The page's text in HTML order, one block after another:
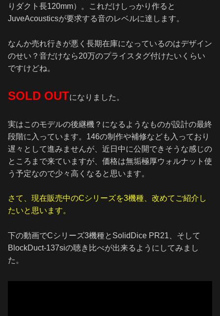
りダクト長120mm）。これだけしっかり作ると
JuveAcousticsが要求する音のレベルに達します。
なんか売れ行きが悪く長期在庫になっているのはデザイン
のせい？音だけなら20万のプライスタグ付けたいくらい
ですけどね。
SOLD OUTになりました。
実はこのモデルの後継機？になるようなものが設計の最終
段階に入っています。146の制作や補修なども入っており
遅々として進みませんが、近日中に公開できそうな感じの
ところまで来ていますが、価格は無垢極厚ウォルナット使
う予定なので少々高くなると思います。
さて、現在販売中のCシリーズを3機種、改めてご紹介し
たいと思います。
下の動画でCシリーズ3機種とSolidDice PR21、そして
BlockDuct-137siの聴き比べが出来るようにしてみまし
た。